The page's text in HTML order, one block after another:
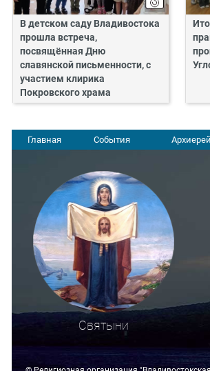
В детском саду Владивостока
прошла встреча,
посвящённая Дню
славянской письменности, с
участием клирика
Покровского храма
Главная События
Святыни